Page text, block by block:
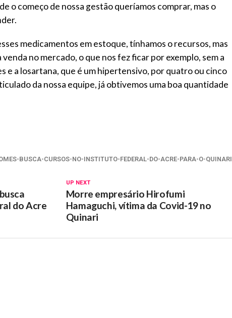
o começo de nossa gestão queríamos comprar, mas o
medicamentos em estoque, tínhamos o recursos, mas
no mercado, o que nos fez ficar por exemplo, sem a
e a losartana, que é um hipertensivo, por quatro ou cinco
da nossa equipe, já obtivemos uma boa quantidade
BUSCA-CURSOS-NO-INSTITUTO-FEDERAL-DO-ACRE-PARA-O-QUINARI
UP NEXT
Morre empresário Hirofumi
Hamaguchi, vítima da Covid-19 no
Quinari
do Acre